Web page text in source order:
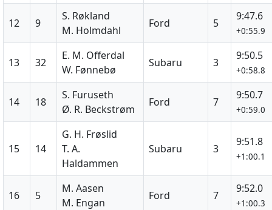
12 9
S. Røkland
M. Holmdahl
Ford 5
9:47.6
+0:55.9
13 32
E. M. Offerdal
W. Fønnebø
Subaru 3
9:50.5
+0:58.8
14 18
S. Furuseth
Ø. R. Beckstrøm
Ford 7
9:50.7
+0:59.0
15 14
G. H. Frøslid
T. A.
Haldammen
Subaru 3
9:51.8
+1:00.1
16 5
M. Aasen
M. Engan
Ford 7
9:52.0
+1:00.3